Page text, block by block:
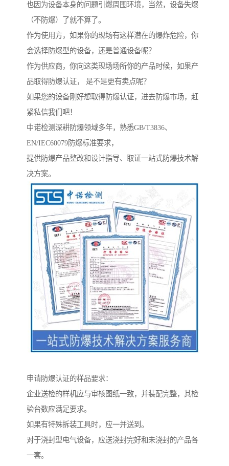
也因为设备本身的问题引燃周围环境，当然，设备失爆
（不防爆）了就不算了。
作为使用方，如果你的现场有这样潜在的爆炸危险，你
会选择防爆型的设备，还是普通设备呢？
作为供应商，你向这类现场场所你的产品时候，如果产
品取得防爆认证， 是不是更有卖点呢？
如果您的设备刚好想取得防爆认证，进去防爆市场，赶
紧私信我们吧！
中诺检测深耕防爆领域多年，熟悉GB/T3836、
EN/IEC60079防爆标准要求，
提供防爆产品整改和设计指导、取证一站式防爆技术解
决方案。
申请防爆认证的样品要求：
企业送检的样机应与审核图纸一致，并装配完整，其检
验台数应满足要求。
如果有特殊拆装工具时，应一并送到。
对于浇封型电气设备，应送浇封完好和未浇封的产品各
一套。